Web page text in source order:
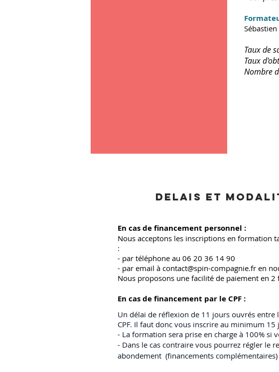
Taux de
Taux
Nombre
DELAIS ET
En cas de financement personnel :
Nous acceptons les inscriptions en formation
:
- par téléphone au 06 20 36 14 90
- par email à contact@spin-compagnie.fr en
Nous proposons une facilité de paiement en 2
En cas de financement par le CPF :
Un délai de réflexion de 11 jours ouvrés
CPF. Il faut donc vous inscrire au minimum
- La formation sera prise en charge à 100% si
- Dans le cas contraire vous pourrez régler le
abondement (financements